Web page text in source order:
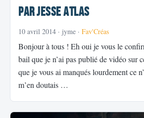
par Jesse Atlas
10 avril 2014 · jyme · Fav'Créas
Bonjour à tous ! Eh oui je vous le
bail que je n’ai pas publié de vidéo sur
que je vous ai manqués lourdement ce
m’en doutais …